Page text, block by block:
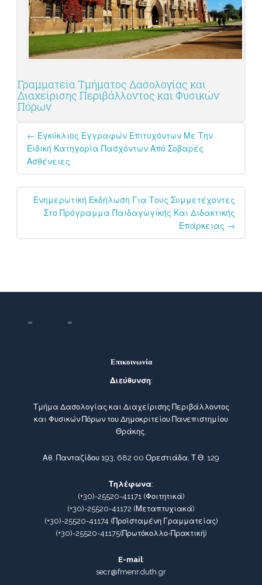
Γραμματεία Τμήματος Δασολογίας και
Διαχείρισης Περιβάλλοντος και Φυσικών
Πόρων
Post
navigation
← Εγκύκλιος Εγγραφών Επιτυχόντων Με Την
Ειδική Κατηγορία Πασχόντων Από Σοβαρές
Ασθένειες
Ενημερωτική Εκδήλωση Για Τους Συμμετέχοντες
Στο Πρόγραμμα Παιδαγωγικής Και Διδακτικής
Επάρκειας →
Επικοινωνία
Διεύθυνση:
Τμήμα Δασολογίας και Διαχείρισης Περιβάλλοντος
και Φυσικών Πόρων του Δημοκριτείου Πανεπιστημίου
Θράκης,
Αθ. Πανταζίδου 193, 682 00 Ορεστιάδα, Τ.Θ. 129
Τηλέφωνα:
(+30)-25520-41171(Φοιτητικά)
(+30)-25520-41172 (Μεταπτυχιακά)
(+30)-25520-41174 (Προϊσταμένη Γραμματείας)
(+30)-25520-41175(Πρωτόκολλο-Πρακτική)
E-mail:
secr@fmenr.duth.gr